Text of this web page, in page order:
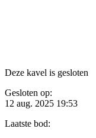
Deze kavel is gesloten
Gesloten op:
12 aug. 2025 19:53
Laatste bod: